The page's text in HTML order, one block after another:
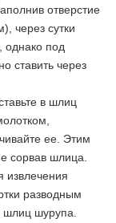
отверстие
через сутки
однако под
ставить через
в шлиц
ее. Этим
сорвав шлица.
извлечения
разводным
шлиц шурупа.